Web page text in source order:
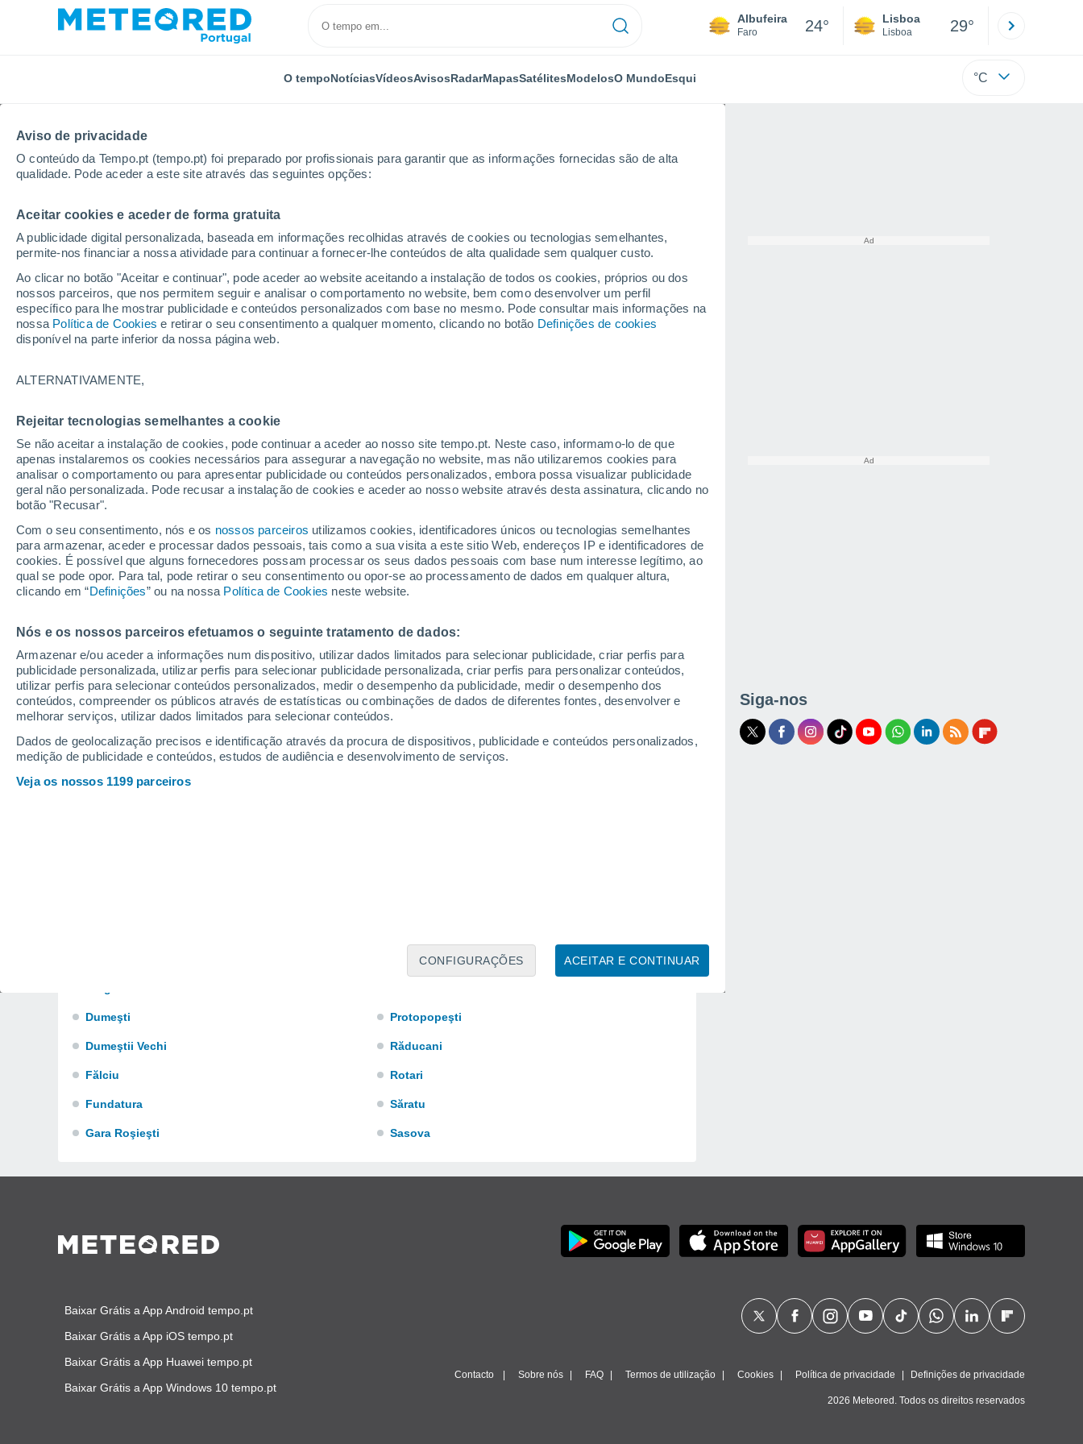
Aviso de privacidade
O conteúdo da Tempo.pt (tempo.pt) foi preparado por profissionais para garantir que as informações fornecidas são de alta
qualidade. Pode aceder a este site através das seguintes opções:
Aceitar cookies e aceder de forma gratuita
A publicidade digital personalizada, baseada em informações recolhidas através de cookies ou tecnologias semelhantes,
permite-nos financiar a nossa atividade para continuar a fornecer-lhe conteúdos de alta qualidade sem qualquer custo.
Ao clicar no botão "Aceitar e continuar", pode aceder ao website aceitando a instalação de todos os cookies, próprios ou dos
nossos parceiros, que nos permitem seguir e analisar o comportamento no website, bem como desenvolver um perfil
específico para lhe mostrar publicidade e conteúdos personalizados com base no mesmo. Pode consultar mais informações na
nossa Política de Cookies e retirar o seu consentimento a qualquer momento, clicando no botão Definições de cookies
disponível na parte inferior da nossa página web.
ALTERNATIVAMENTE,
Rejeitar tecnologias semelhantes a cookie
Se não aceitar a instalação de cookies, pode continuar a aceder ao nosso site tempo.pt. Neste caso, informamo-lo de que
apenas instalaremos os cookies necessários para assegurar a navegação no website, mas não utilizaremos cookies para
analisar o comportamento ou para apresentar publicidade ou conteúdos personalizados, embora possa visualizar publicidade
geral não personalizada. Pode recusar a instalação de cookies e aceder ao nosso website através desta assinatura, clicando no
botão "Recusar".
Com o seu consentimento, nós e os nossos parceiros utilizamos cookies, identificadores únicos ou tecnologias semelhantes
para armazenar, aceder e processar dados pessoais, tais como a sua visita a este sitio Web, endereços IP e identificadores de
cookies. É possível que alguns fornecedores possam processar os seus dados pessoais com base num interesse legítimo, ao
qual se pode opor. Para tal, pode retirar o seu consentimento ou opor-se ao processamento de dados em qualquer altura,
clicando em “Definições” ou na nossa Política de Cookies neste website.
Nós e os nossos parceiros efetuamos o seguinte tratamento de dados:
Armazenar e/ou aceder a informações num dispositivo, utilizar dados limitados para selecionar publicidade, criar perfis para
publicidade personalizada, utilizar perfis para selecionar publicidade personalizada, criar perfis para personalizar conteúdos,
utilizar perfis para selecionar conteúdos personalizados, medir o desempenho da publicidade, medir o desempenho dos
conteúdos, compreender os públicos através de estatísticas ou combinações de dados de diferentes fontes, desenvolver e
melhorar serviços, utilizar dados limitados para selecionar conteúdos.
Dados de geolocalização precisos e identificação através da procura de dispositivos, publicidade e conteúdos personalizados,
medição de publicidade e conteúdos, estudos de audiência e desenvolvimento de serviços.
Veja os nossos 1199 parceiros
ACEITAR E CONTINUAR
CONFIGURAÇÕES
Albufeira
Faro 24° Lisboa
Lisboa 29°
O tempoNotíciasVídeosAvisosRadarMapasSatélitesModelosO MundoEsqui °C
Início Roménia Distrito de Vaslui
O tempo em todos os lugares do Distrito de
Vaslui
O tempo em todos os lugares do Distrito de Vaslui
Buda
Buhăieşti
Bulboaca
Bumbăta
Buscata
Butucăria
Cârja
Chirceşti
Corobăneşti
Coroieşti
Costeşti
Crăciuneşti
Dumeşti
Dumeştii Vechi
Fălciu
Fundatura
Gara Roşieşti
Gârdeşti
Hârsova
Hordila
Huşi
Iana
Lăţeşti
Malaiesti
Muşata
Negreşti
Obârsenii Lingurari
Pogoneşti
Protopopeşti
Răducani
Rotari
Săratu
Sasova
Siga-nos
Baixar Grátis a App Android tempo.pt
Baixar Grátis a App iOS tempo.pt
Baixar Grátis a App Huawei tempo.pt
Baixar Grátis a App Windows 10 tempo.pt
Contacto Sobre nós FAQ Termos de utilização Cookies Política de privacidade Definições de privacidade
2026 Meteored. Todos os direitos reservados